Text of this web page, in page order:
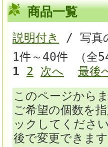
商品一覧
説明付き
/ 写真
1件～40件 （
1
2 次へ
最後
このページから
ご希望の個数を
ックしてくださ
後で変更できま